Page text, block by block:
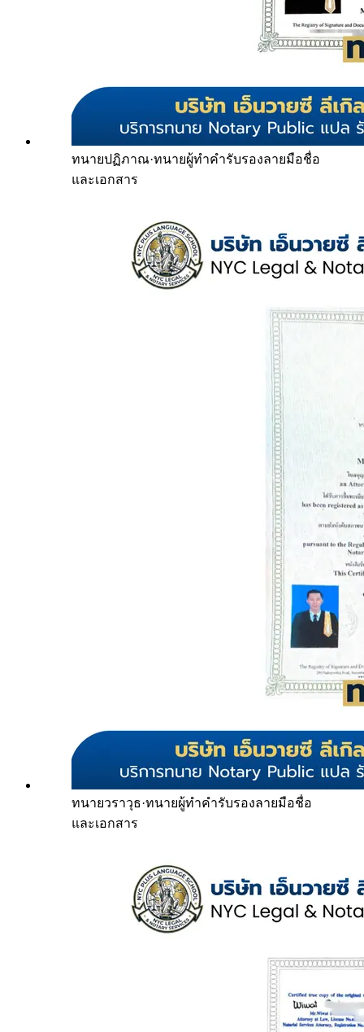
ทนายปฏิภาณ·ทนายผู้ทำคำรับรองลายมือชื่อ
และเอกสาร
ทนายวราวุธ·ทนายผู้ทำคำรับรองลายมือชื่อ
และเอกสาร